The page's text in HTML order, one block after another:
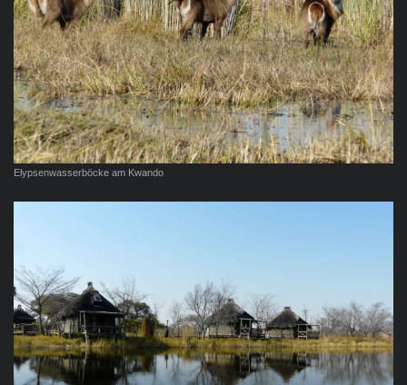
Elypsenwasserböcke am Kwando